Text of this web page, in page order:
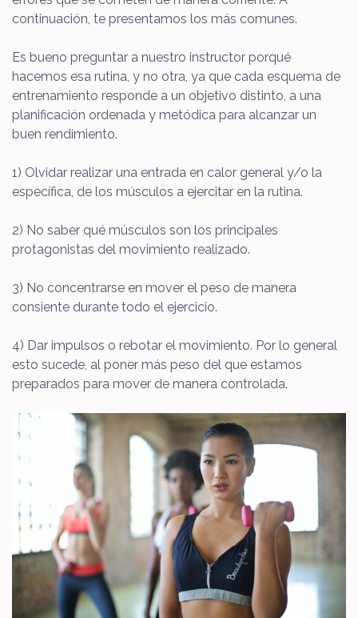
continuación, te presentamos los más comunes.
Es bueno preguntar a nuestro instructor porqué
hacemos esa rutina, y no otra, ya que cada esquema de
entrenamiento responde a un objetivo distinto, a una
planificación ordenada y metódica para alcanzar un
buen rendimiento.
1) Olvidar realizar una entrada en calor general y/o la
específica, de los músculos a ejercitar en la rutina.
2) No saber qué músculos son los principales
protagonistas del movimiento realizado.
3) No concentrarse en mover el peso de manera
consiente durante todo el ejercicio.
4) Dar impulsos o rebotar el movimiento. Por lo general
esto sucede, al poner más peso del que estamos
preparados para mover de manera controlada.